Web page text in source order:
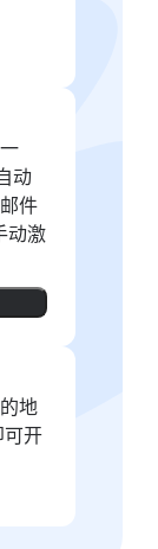
动
件
动激
地
可开